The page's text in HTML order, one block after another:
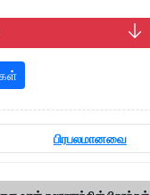
பிரபலமானவை